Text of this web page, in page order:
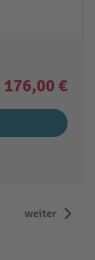
176,00 €
weiter